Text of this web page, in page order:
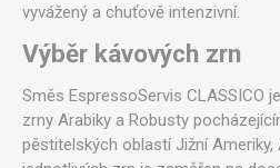
vyvážený a chuťově intenzivní.
Výběr kávových zrn
Směs EspressoServis CLASSICO
zrny Arabiky a Robusty
pěstitelských oblastí Jižní Ameriky,